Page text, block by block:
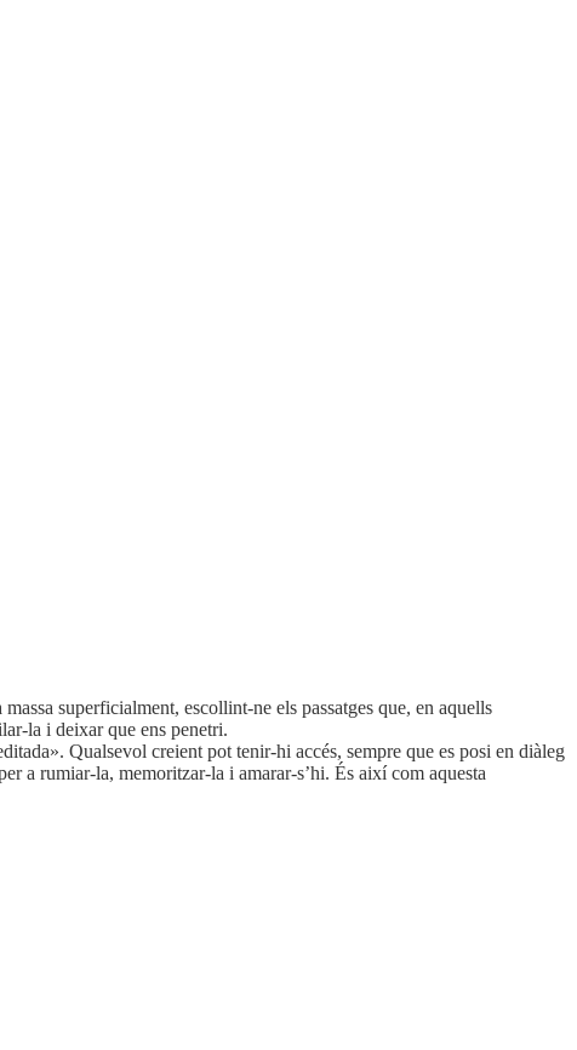
superficialment, escollint-ne els passatges que, en aquells
la i deixar que ens penetri.
Qualsevol creient pot tenir-hi accés, sempre que es posi en diàleg
a rumiar-la, memoritzar-la i amarar-s’hi. És així com aquesta